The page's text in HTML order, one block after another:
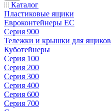
Каталог
Пластиковые ящики
Евроконтейнеры ЕС
Серия 900
Тележки и крышки для ящиков
Куботейнеры
Серия 100
Серия 200
Серия 300
Серия 400
Серия 600
Серия 700